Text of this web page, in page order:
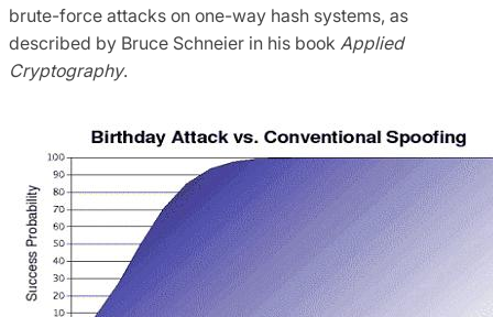
brute-force attacks on one-way hash systems, as
described by Bruce Schneier in his book Applied
Cryptography.